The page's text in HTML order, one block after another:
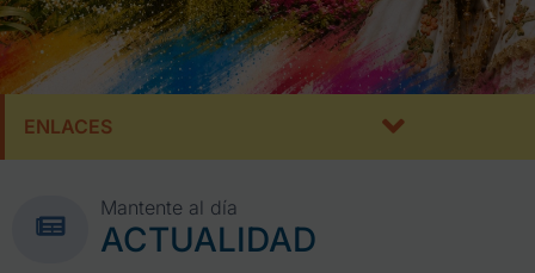
ENLACES
Mantente al día
ACTUALIDAD